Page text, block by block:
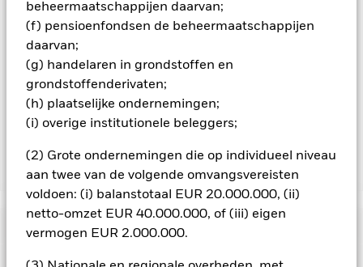
beheermaatschappijen daarvan;
(f) pensioenfondsen de beheermaatschappijen
daarvan;
(g) handelaren in grondstoffen en
grondstoffenderivaten;
(h) plaatselijke ondernemingen;
(i) overige institutionele beleggers;
(2) Grote ondernemingen die op individueel niveau
aan twee van de volgende omvangsvereisten
voldoen: (i) balanstotaal EUR 20.000.000, (ii)
netto-omzet EUR 40.000.000, of (iii) eigen
vermogen EUR 2.000.000.
In de mate waarin het Fonds effecten uitleent om zijn kosten
te reduceren, ontvangt het Fonds 62,5% van de hiermee
verbonden inkomsten en komen de resterende 37,5% ten
goede aan BlackRock als effectenuitleenagent. Aangezien de
verdeling van opbrengsten uit effectenleningen de
exploitatiekosten van het Fonds niet verhoogt, is deze niet in
de lopende kosten opgenomen.
Toon minder
BGF Euro High Yield Fixed Maturity Bond Fund
2028
Risicometer
Performance